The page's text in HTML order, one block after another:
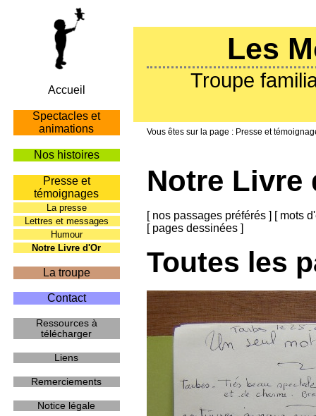
Les
Troupe
Presse et
Notre Livre
[ nos passages préférés] [ mots
[ pages dessinées]
Toutes les
Accueil
Spectacles et
animations
Nos histoires
Presse et
témoignages
La presse
Lettres et messages
Humour
Notre Livre d'Or
La troupe
Contact
Ressources à
télécharger
Liens
Remerciements
Notice légale